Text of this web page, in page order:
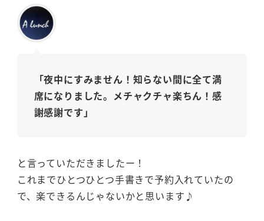
「夜中にすみません！知らない間に全て満
席になりました。メチャクチャ楽ちん！感
謝感謝です」
と言っていただきましたー！
これまでひとつひとつ手書きで予約入れていたの
で、楽できるんじゃないかと思います♪